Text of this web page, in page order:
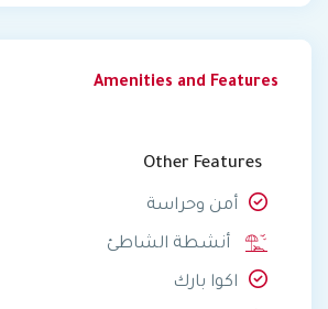
Amenities and Features
Other Features
أمن وحراسة
أنشطة الشاطئ
اكوا بارك